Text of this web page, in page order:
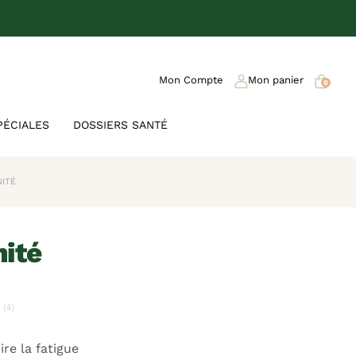
DOSSIERS SANTÉ
Mon Compte Mon panier 0
(4)
la fatigue